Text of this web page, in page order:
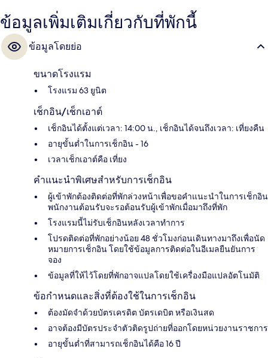
ข้อมูลเพิ่มเติมเกี่ยวกับที่พักนี้
ข้อมูลโดยย่อ
ขนาดโรงแรม
โรงแรม 63 ยูนิต
เช็กอิน/เช็กเอาต์
เช็กอินได้ตั้งแต่เวลา: 14:00 น., เช็กอินได้จนถึงเวลา: เที่ยงคืน
อายุขั้นต่ำในการเช็กอิน - 16
เวลาเช็กเอาต์คือ เที่ยง
คำแนะนำพิเศษสำหรับการเช็กอิน
ผู้เข้าพักต้องติดต่อที่พักล่วงหน้าเพื่อขอคำแนะนำในการเช็กอิน
พนักงานต้อนรับจะรอต้อนรับผู้เข้าพักเมื่อมาถึงที่พัก
โรงแรมนี้ไม่รับเช็กอินหลังเวลาทำการ
โปรดติดต่อที่พักอย่างน้อย 48 ชั่วโมงก่อนเดินทางมาถึงเพื่อนัด
หมายการเช็กอิน โดยใช้ข้อมูลการติดต่อในอีเมลยืนยันการ
จอง
ข้อมูลที่ให้ไว้โดยที่พักอาจแปลโดยใช้เครื่องมือแปลอัตโนมัติ
ข้อกำหนดและสิ่งที่ต้องใช้ในการเช็กอิน
ต้องมัดจำด้วยบัตรเครดิต บัตรเดบิต หรือเงินสด
อาจต้องมีบัตรประจำตัวติดรูปถ่ายที่ออกโดยหน่วยงานราชการ
อายุขั้นต่ำที่สามารถเช็กอินได้คือ 16 ปี